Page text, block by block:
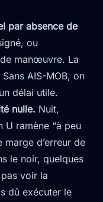
par absence de
ou
manœuvre. La
AIS-MOB, on
délai utile.
nulle. Nuit,
ramène “à peu
d’erreur de
le noir, quelques
voir la
dû exécuter le